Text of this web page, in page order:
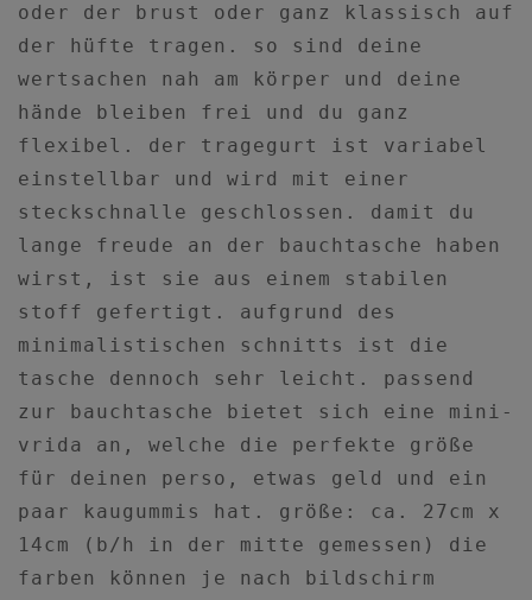
oder der brust oder ganz klassisch auf
der hüfte tragen. so sind deine
wertsachen nah am körper und deine
hände bleiben frei und du ganz
flexibel. der tragegurt ist variabel
einstellbar und wird mit einer
steckschnalle geschlossen. damit du
lange freude an der bauchtasche haben
wirst, ist sie aus einem stabilen
stoff gefertigt. aufgrund des
minimalistischen schnitts ist die
tasche dennoch sehr leicht. passend
zur bauchtasche bietet sich eine mini-
vrida an, welche die perfekte größe
für deinen perso, etwas geld und ein
paar kaugummis hat. größe: ca. 27cm x
14cm (b/h in der mitte gemessen) die
farben können je nach bildschirm